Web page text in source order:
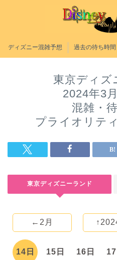
ディズニー混雑予想 過去の待ち時間
東京ディズ
2024年3
混雑・
プライオリテ
東京ディズニーランド
←2月
14日 15日 16日 17